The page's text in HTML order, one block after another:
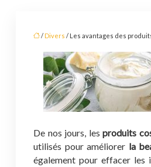
/ Divers / Les avantages des
De nos jours, lesproduits
utilisés pour améliorer la
également pour effacer les